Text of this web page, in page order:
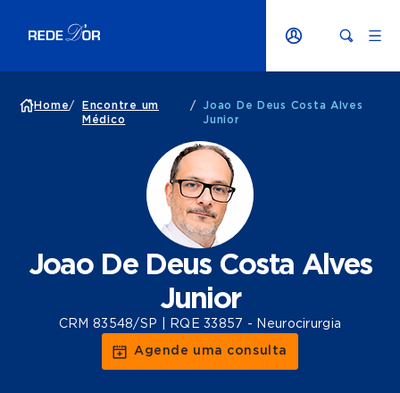
Home/
Encontre um
Médico
/
Joao De Deus Costa Alves
Junior
Joao De Deus Costa Alves
Junior
CRM 83548/SP | RQE 33857 - Neurocirurgia
Agende uma consulta